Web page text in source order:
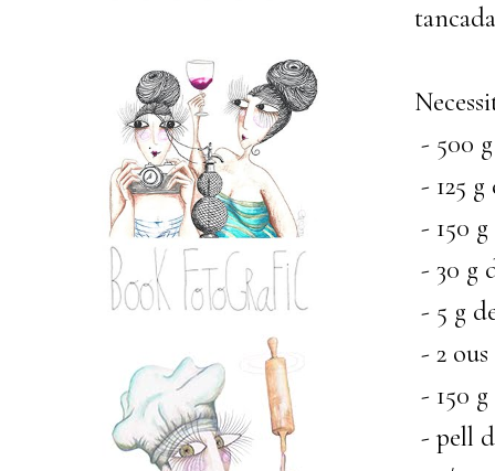
- 500
- 125
- 150
- 30 g
- 5 g
- 2 ous
- 150
- pell